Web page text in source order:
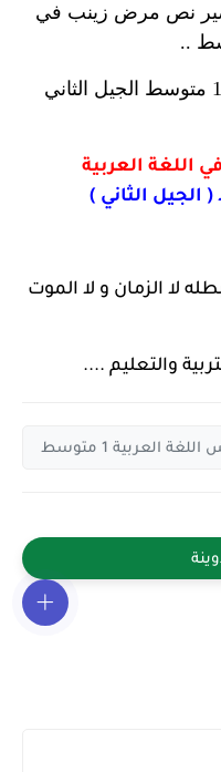
نص مرض زينب في
..
مادة اللغة العربية للسنة الأولى 1 متوسط الجيل الثاني
العربية
الجيل الثاني )
لا الزمان و لا الموت
والتعليم ....
العربية 1 متوسط